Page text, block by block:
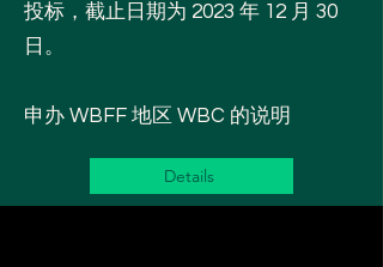
投标，截止日期为 2023 年 12 月 30
日。
申办 WBFF 地区 WBC 的说明
Details